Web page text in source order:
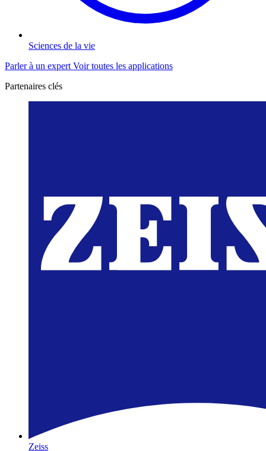
Sciences de la vie
Parler à un expert Voir toutes les applications
Partenaires clés
Zeiss